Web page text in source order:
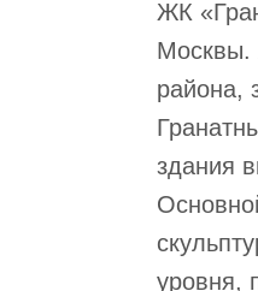
ЖК
Москвы.
района,
здания
уровня,